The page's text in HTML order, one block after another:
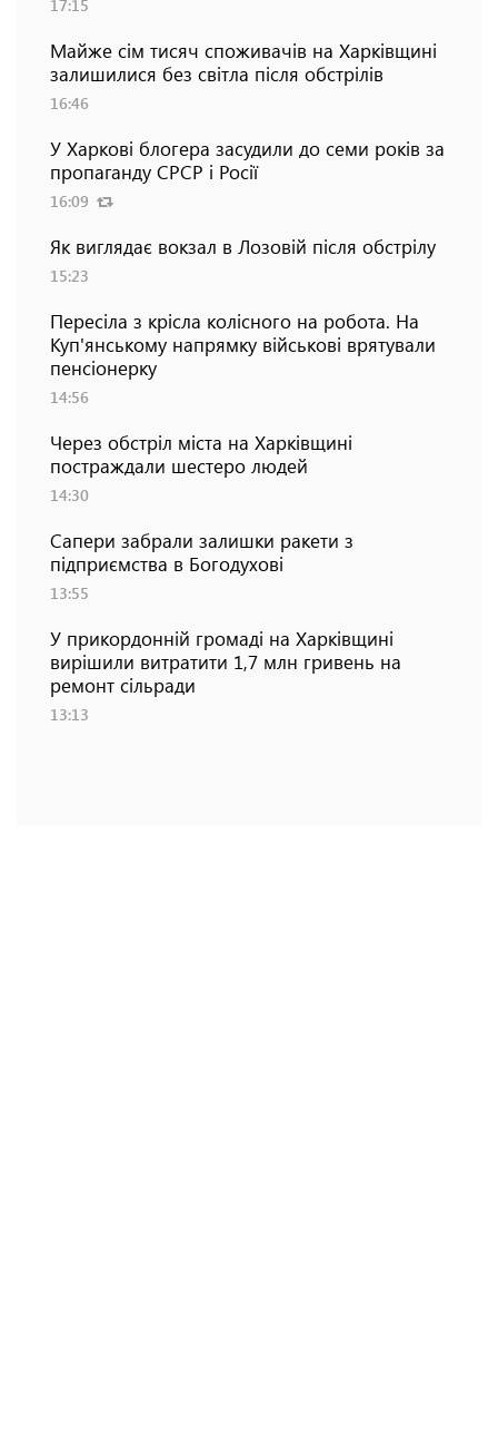
17:15
Майже сім тисяч споживачів на Харківщині
залишилися без світла після обстрілів
16:46
У Харкові блогера засудили до семи років за
пропаганду СРСР і Росії
16:09
Як виглядає вокзал в Лозовій після обстрілу
15:23
Пересіла з крісла колісного на робота. На
Куп'янському напрямку військові врятували
пенсіонерку
14:56
Через обстріл міста на Харківщині
постраждали шестеро людей
14:30
Сапери забрали залишки ракети з
підприємства в Богодухові
13:55
У прикордонній громаді на Харківщині
вирішили витратити 1,7 млн гривень на
ремонт сільради
13:13